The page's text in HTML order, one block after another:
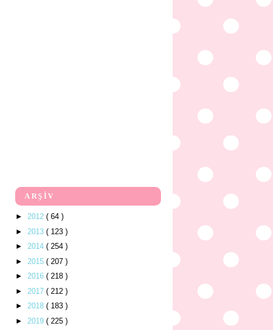
ARŞİV
► 2012 ( 64 )
► 2013 ( 123 )
► 2014 ( 254 )
► 2015 ( 207 )
► 2016 ( 218 )
► 2017 ( 212 )
► 2018 ( 183 )
► 2019 ( 225 )